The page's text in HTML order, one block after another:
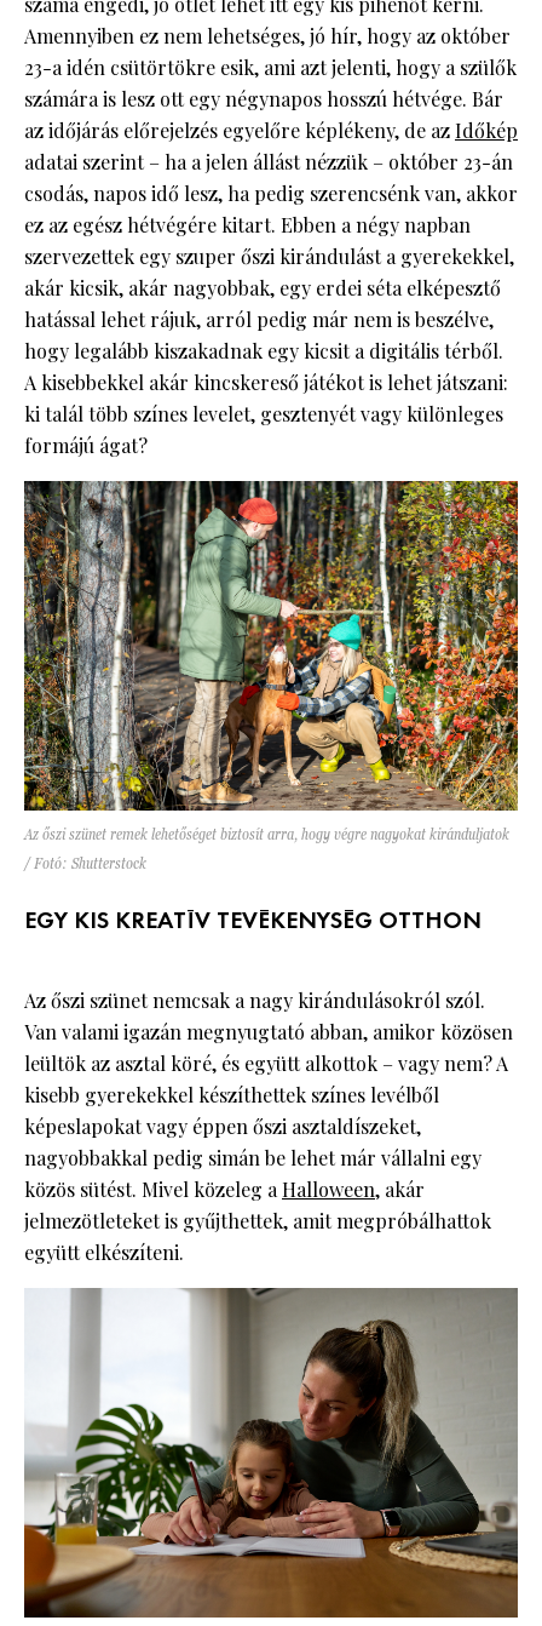
Amennyiben ez nem lehetséges, jó hír, hogy az október
23-a idén csütörtökre esik, ami azt jelenti, hogy a szülők
számára is lesz ott egy négynapos hosszú hétvége. Bár
az időjárás előrejelzés egyelőre képlékeny, de azIdőkép
adatai szerint – ha a jelen állást nézzük – október 23-án
csodás, napos idő lesz, ha pedig szerencsénk van, akkor
ez az egész hétvégére kitart. Ebben a négy napban
szervezettek egy szuper őszi kirándulást a gyerekekkel,
akár kicsik, akár nagyobbak, egy erdei séta elképesztő
hatással lehet rájuk, arról pedig már nem is beszélve,
hogy legalább kiszakadnak egy kicsit a digitális térből.
A kisebbekkel akár kincskereső játékot is lehet játszani:
ki talál több színes levelet, gesztenyét vagy különleges
formájú ágat?
Az őszi szünet remek lehetőséget biztosít arra, hogy végre nagyokat kiránduljatok
/ Fotó: Shutterstock
EGY KIS KREATÍV TEVÉKENYSÉG OTTHON
Az őszi szünet nemcsak a nagy kirándulásokról szól.
Van valami igazán megnyugtató abban, amikor közösen
leültök az asztal köré, és együtt alkottok – vagy nem? A
kisebb gyerekekkel készíthettek színes levélből
képeslapokat vagy éppen őszi asztaldíszeket,
nagyobbakkal pedig simán be lehet már vállalni egy
közös sütést. Mivel közeleg aHalloween, akár
jelmezötleteket is gyűjthettek, amit megpróbálhattok
együtt elkészíteni.